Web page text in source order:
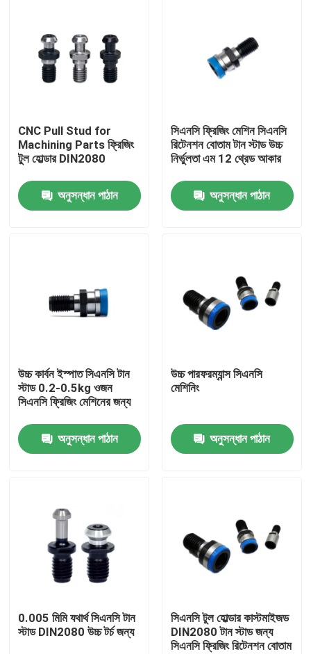
আমাদের সম্পর্কে
কারখানা ভ্রমণ
যোগাযোগ করুন
উদ্ধৃতির জন্য আবেদন
CNC Pull Stud for
Machining Parts ফ্রিজিং
টুল হোল্ডার DIN2080
অনুসন্ধান পাঠান
সিএনসি ফ্রিজিং মেশিন সিএনসি
রিটেনশন বোতাম টান স্টাড উচ্চ
নির্ভুলতা এম 12 থ্রেড আকার
অনুসন্ধান পাঠান
উচ্চ কার্বন ইস্পাত সিএনসি টান
স্টাড 0.2-0.5kg ওজন
সিএনসি ফ্রিজিং মেশিনের জন্য
অনুসন্ধান পাঠান
উচ্চ পারফরম্যান্স সিএনসি
মেশিনিং
অনুসন্ধান পাঠান
0.005 মিমি যথার্থ সিএনসি টান
স্টাড DIN2080 উচ্চ টর্চ জন্য
সিএনসি টুল হোল্ডার কাস্টমাইজড
DIN2080 টান স্টাড জন্য
সিএনসি ফ্রিজিং রিটেনশন বোতাম